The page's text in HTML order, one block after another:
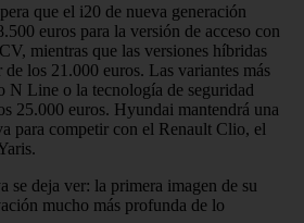
que el i20 de nueva generación
euros para la versión de acceso con
mientras que las versiones híbridas
los 21.000 euros. Las variantes más
N Line o la tecnología de seguridad
25.000 euros. Hyundai mantendrá una
para competir con el Renault Clio, el